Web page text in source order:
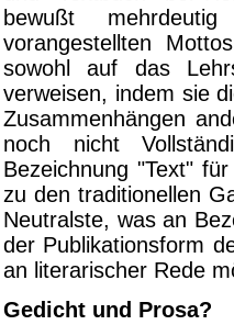
bewußt
vorangestellten
sowohl auf das
verweisen, indem sie
Zusammenhängen
noch nicht
Bezeichnung "Text"
zu den traditionellen
Neutralste, was an
der Publikationsform
an literarischer Rede
Gedicht und Prosa?